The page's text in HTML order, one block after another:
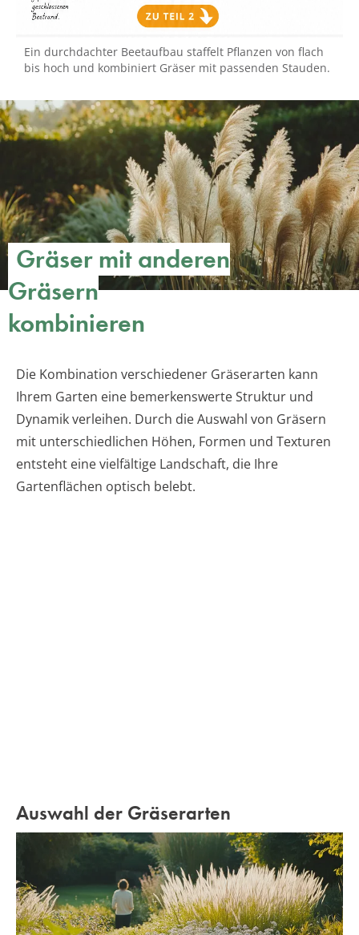
Ein durchdachter Beetaufbau staffelt Pflanzen von flach
bis hoch und kombiniert Gräser mit passenden Stauden.
Gräser mit anderen
Gräsern
kombinieren
Die Kombination verschiedener Gräserarten kann
Ihrem Garten eine bemerkenswerte Struktur und
Dynamik verleihen. Durch die Auswahl von Gräsern
mit unterschiedlichen Höhen, Formen und Texturen
entsteht eine vielfältige Landschaft, die Ihre
Gartenflächen optisch belebt.
Auswahl der Gräserarten